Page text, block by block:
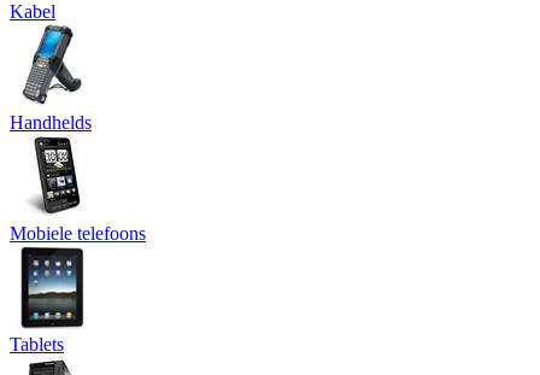
Kabel
Handhelds
Mobiele telefoons
Tablets